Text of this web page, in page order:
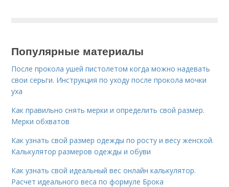
Популярные материалы
После прокола ушей пистолетом когда можно надевать
свои серьги. Инструкция по уходу после прокола мочки
уха
Как правильно снять мерки и определить свой размер.
Мерки обхватов
Как узнать свой размер одежды по росту и весу женской.
Калькулятор размеров одежды и обуви
Как узнать свой идеальный вес онлайн калькулятор.
Расчет идеального веса по формуле Брока